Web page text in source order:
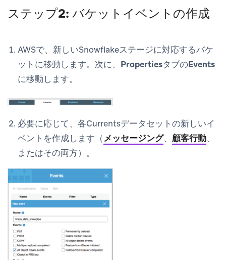
ステップ2: バケットイベントの作成
AWSで、新しいSnowflakeステージに対応するバケ
ットに移動します。次に、 PropertiesタブのEvents
に移動します。
必要に応じて、各Currentsデータセットの新しいイ
ベントを作成します（メッセージング、 顧客行動、
またはその両方）。